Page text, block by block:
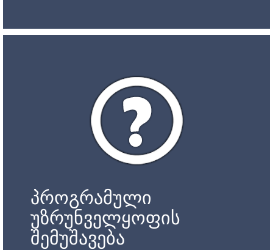
პროგრამული
უზრუნველყოფის
შემუშავება